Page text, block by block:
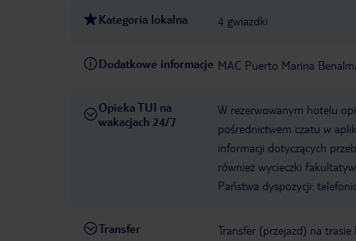
Kategoria lokalna 4 gwiazdki
Dodatkowe informacje MAC Puerto Marina
Opieka TUI na
wakacjach 24/7
W rezerwowanym hotelu
pośrednictwem czatu w
informacji dotyczących
również wycieczki
Państwa dyspozycji:
Transfer
Transfer (przejazd) na